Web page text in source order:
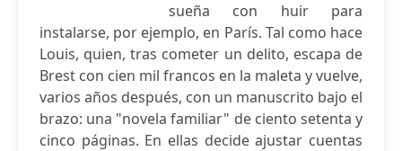
sueña con huir para
instalarse, por ejemplo, en París. Tal como hace
Louis, quien, tras cometer un delito, escapa de
Brest con cien mil francos en la maleta y vuelve,
varios años después, con un manuscrito bajo el
brazo: una "novela familiar" de ciento setenta y
cinco páginas. En ellas decide ajustar cuentas